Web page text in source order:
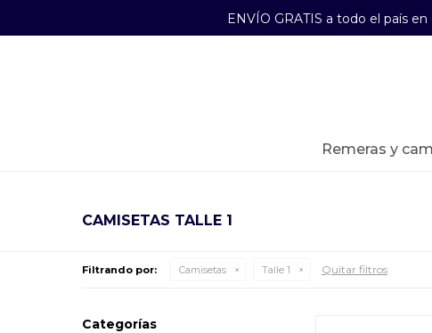
ENVÍO GRATIS a todo el país
remeras y
CAMISETAS TALLE 1
Filtrando por: Camisetas Talle 1 Quitar filtros
Categorías